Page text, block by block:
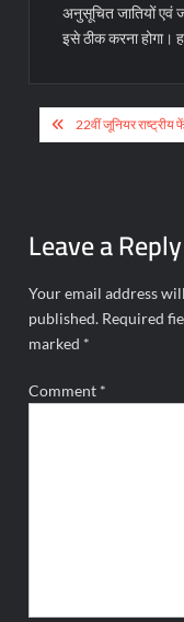
अनुसूचित जातियों एवं
इसे ठीक करना होगा।
Post
navigation
22वीं जूनियर
Leave a Reply
Your email address
published. Required
marked *
Comment *